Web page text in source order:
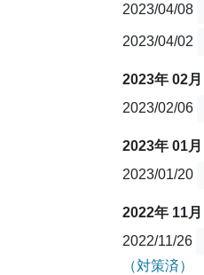
2023/04/08
2023/04/02
2023年 02月
2023/02/06
2023年 01月
2023/01/20
2022年 11月
2022/11/26
（対策済）